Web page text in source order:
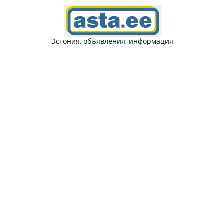
Эстония, объявления, информация